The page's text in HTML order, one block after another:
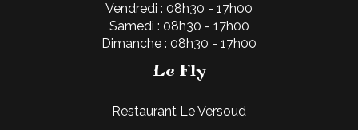
Vendredi : 08h30 - 17h00
Samedi : 08h30 - 17h00
Dimanche : 08h30 - 17h00
Le Fly
Restaurant Le Versoud